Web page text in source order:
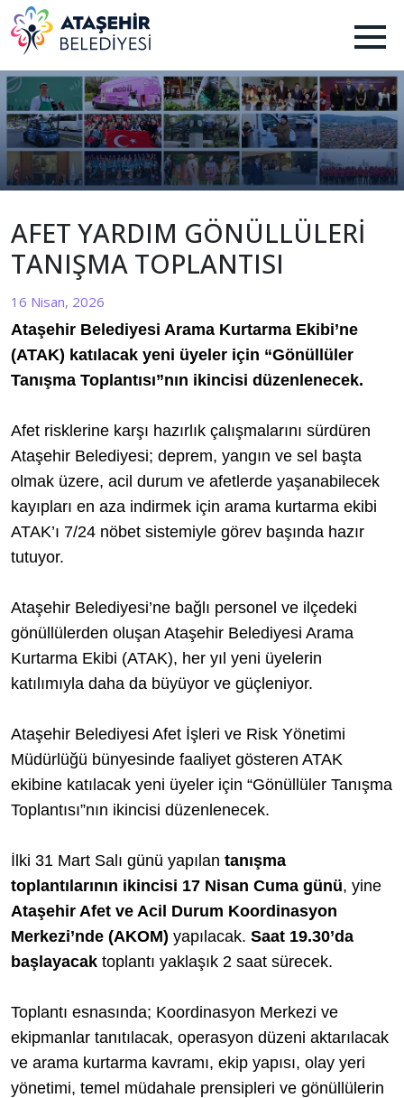
AFET YARDIM GÖNÜLLÜLERİ
TANIŞMA TOPLANTISI
16 Nisan, 2026
Ataşehir Belediyesi Arama Kurtarma Ekibi’ne
(ATAK) katılacak yeni üyeler için “Gönüllüler
Tanışma Toplantısı”nın ikincisi düzenlenecek.
Afet risklerine karşı hazırlık çalışmalarını sürdüren
Ataşehir Belediyesi; deprem, yangın ve sel başta
olmak üzere, acil durum ve afetlerde yaşanabilecek
kayıpları en aza indirmek için arama kurtarma ekibi
ATAK’ı 7/24 nöbet sistemiyle görev başında hazır
tutuyor.
Ataşehir Belediyesi’ne bağlı personel ve ilçedeki
gönüllülerden oluşan Ataşehir Belediyesi Arama
Kurtarma Ekibi (ATAK), her yıl yeni üyelerin
katılımıyla daha da büyüyor ve güçleniyor.
Ataşehir Belediyesi Afet İşleri ve Risk Yönetimi
Müdürlüğü bünyesinde faaliyet gösteren ATAK
ekibine katılacak yeni üyeler için “Gönüllüler Tanışma
Toplantısı”nın ikincisi düzenlenecek.
İlki 31 Mart Salı günü yapılan tanışma
toplantılarının ikincisi 17 Nisan Cuma günü, yine
Ataşehir Afet ve Acil Durum Koordinasyon
Merkezi’nde (AKOM) yapılacak. Saat 19.30’da
başlayacak toplantı yaklaşık 2 saat sürecek.
Toplantı esnasında; Koordinasyon Merkezi ve
ekipmanlar tanıtılacak, operasyon düzeni aktarılacak
ve arama kurtarma kavramı, ekip yapısı, olay yeri
yönetimi, temel müdahale prensipleri ve gönüllülerin